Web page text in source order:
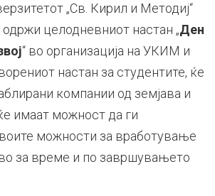
„Св. Кирил и Методиј“
одржи целодневниот настан „Ден
“ во организација на УКИМ и
настан за студентите, ќе
компании од земјава и
имаат можност да ги
можности за вработување
за време и по завршувањето